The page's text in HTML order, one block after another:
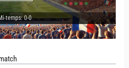
temps: 0-0